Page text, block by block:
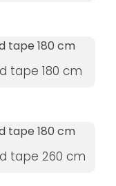
tape 180 cm
tape 260 cm